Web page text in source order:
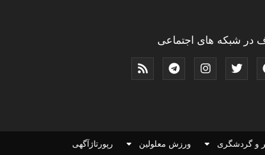
در شبکه های اجتماعی
و گردشگری ورزش معلولین رپورتاژآگهی